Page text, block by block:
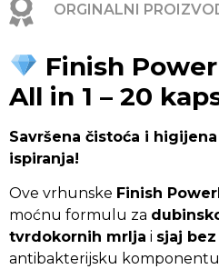
ORGINALNI
Finish
All in 1 – 20
Savršena čistoća i
ispiranja!
Ove vrhunske Finish
moćnu formulu za
tvrdokornih mrlja i sjaj
antibakterijsku komponentu